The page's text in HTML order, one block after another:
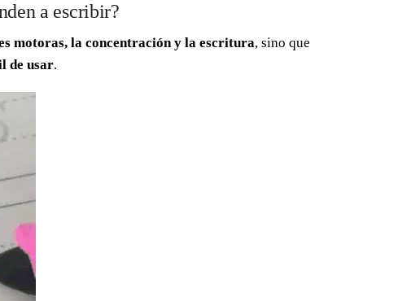
a escribir?
motoras, la concentración y la escritura, sino que
de usar.